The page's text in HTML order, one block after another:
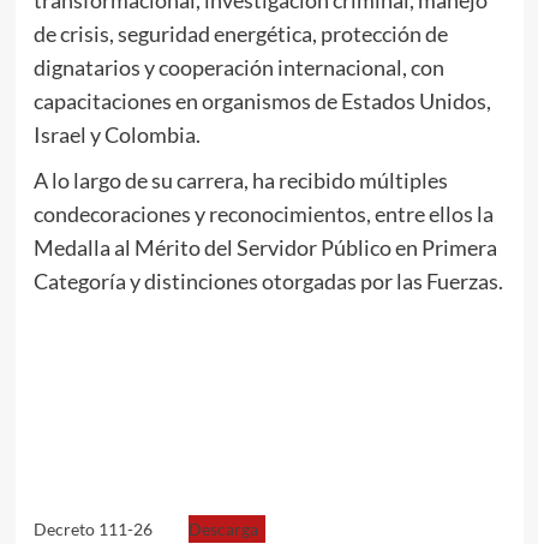
de crisis, seguridad energética, protección de
dignatarios y cooperación internacional, con
capacitaciones en organismos de Estados Unidos,
Israel y Colombia.
A lo largo de su carrera, ha recibido múltiples
condecoraciones y reconocimientos, entre ellos la
Medalla al Mérito del Servidor Público en Primera
Categoría y distinciones otorgadas por las Fuerzas.
Decreto 111-26 Descarga